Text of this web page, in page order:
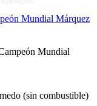
Mundial Márquez
Mundial
(sin combustible)